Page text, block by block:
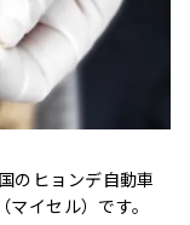
のヒョンデ自動車
イセル）です。